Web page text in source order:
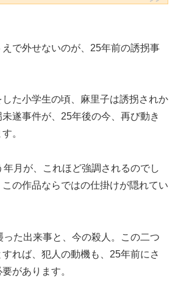
で外せないのが、25年前の誘拐事
た小学生の頃、麻里子は誘拐されか
遂事件が、25年後の今、再び動き
。
月が、これほど強調されるのでし
この作品ならではの仕掛けが隠れてい
った出来事と、今の殺人。この二つ
れば、犯人の動機も、25年前にさ
があります。